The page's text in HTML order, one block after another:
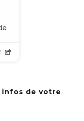
infos de votre